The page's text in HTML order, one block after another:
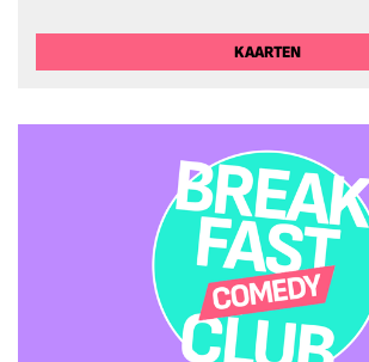
KAARTEN